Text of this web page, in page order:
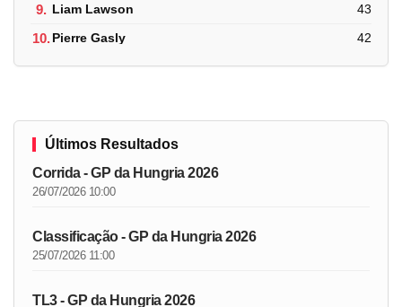
9. Liam Lawson 43
10.Pierre Gasly 42
Últimos Resultados
Corrida - GP da Hungria 2026
26/07/2026 10:00
Classificação - GP da Hungria 2026
25/07/2026 11:00
TL3 - GP da Hungria 2026